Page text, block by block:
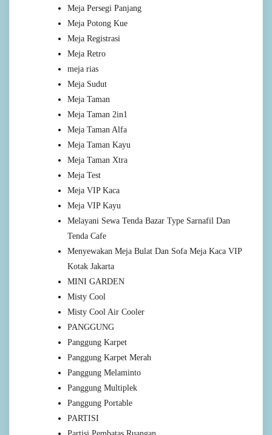
Meja Persegi Panjang
Meja Potong Kue
Meja Registrasi
Meja Retro
meja rias
Meja Sudut
Meja Taman
Meja Taman 2in1
Meja Taman Alfa
Meja Taman Kayu
Meja Taman Xtra
Meja Test
Meja VIP Kaca
Meja VIP Kayu
Melayani Sewa Tenda Bazar Type Sarnafil Dan
Tenda Cafe
Menyewakan Meja Bulat Dan Sofa Meja Kaca VIP
Kotak Jakarta
MINI GARDEN
Misty Cool
Misty Cool Air Cooler
PANGGUNG
Panggung Karpet
Panggung Karpet Merah
Panggung Melaminto
Panggung Multiplek
Panggung Portable
PARTISI